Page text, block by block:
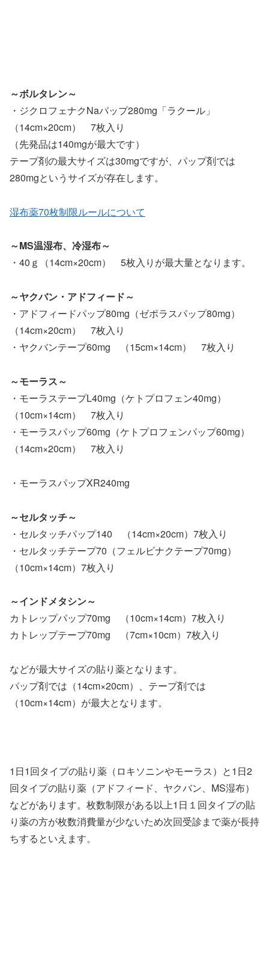
～ボルタレン～
・ジクロフェナクNaパップ280mg「ラクール」
（14cm×20cm） 7枚入り
（先発品は140mgが最大です）
テープ剤の最大サイズは30mgですが、パップ剤では
280mgというサイズが存在します。
湿布薬70枚制限ルールについて
～MS温湿布、冷湿布～
・40ｇ（14cm×20cm） 5枚入りが最大量となります。
～ヤクバン・アドフィード～
・アドフィードパップ80mg（ゼポラスパップ80mg）
（14cm×20cm） 7枚入り
・ヤクバンテープ60mg （15cm×14cm） 7枚入り
～モーラス～
・モーラステープL40mg（ケトプロフェン40mg）
（10cm×14cm） 7枚入り
・モーラスパップ60mg（ケトプロフェンパップ60mg）
（14cm×20cm） 7枚入り
・モーラスパップXR240mg
～セルタッチ～
・セルタッチパップ140 （14cm×20cm）7枚入り
・セルタッチテープ70（フェルビナクテープ70mg）
（10cm×14cm）7枚入り
～インドメタシン～
カトレップパップ70mg （10cm×14cm）7枚入り
カトレップテープ70mg （7cm×10cm）7枚入り
などが最大サイズの貼り薬となります。
パップ剤では（14cm×20cm）、テープ剤では
（10cm×14cm）が最大となります。
1日1回タイプの貼り薬（ロキソニンやモーラス）と1日2
回タイプの貼り薬（アドフィード、ヤクバン、MS湿布）
などがあります。枚数制限がある以上1日１回タイプの貼
り薬の方が枚数消費量が少ないため次回受診まで薬が長持
ちするといえます。